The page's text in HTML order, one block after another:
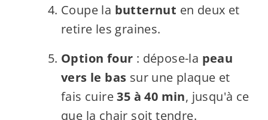
Coupe la butternut en deux et
retire les graines.
Option four : dépose-la peau
vers le bas sur une plaque et
fais cuire35 à 40 min, jusqu'à ce
que la chair soit tendre.